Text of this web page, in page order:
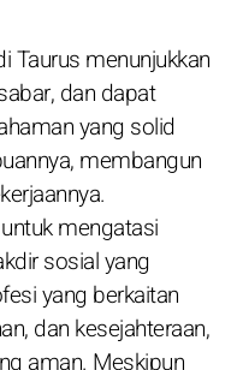
Taurus menunjukkan
dan dapat
yang solid
membangun
mengatasi
sosial yang
yang berkaitan
dan kesejahteraan,
aman. Meskipun